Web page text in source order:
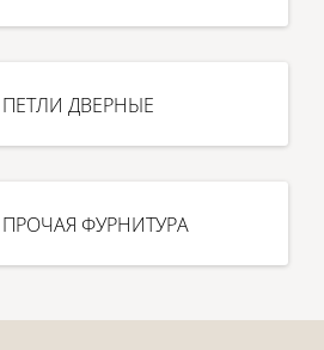
ПЕТЛИ ДВЕРНЫЕ
ПРОЧАЯ ФУРНИТУРА